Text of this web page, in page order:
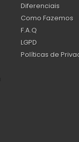
Diferenciais
Como Fazemos
F.A.Q
LGPD
Políticas de